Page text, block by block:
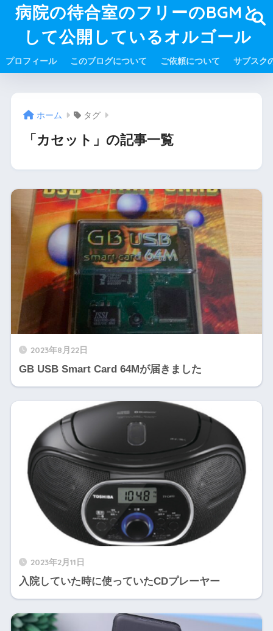
病院の待合室のフリーのBGMと
して公開しているオルゴール
プロフィール このブログについて ご依頼について サブスク
ホーム タグ
「カセット」の記事一覧
2023年8月22日
GB USB Smart Card 64Mが届きました
2023年2月11日
入院していた時に使っていたCDプレーヤー